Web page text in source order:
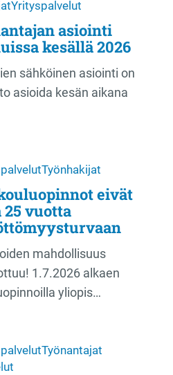
Yrityspalvelut
asiointi
kesällä 2026
sähköinen asiointi on
asioida kesän aikana
Työnhakijat
eivät
vuotta
mahdollisuus
1.7.2026 alkaen
yliopis…
Työnantajat